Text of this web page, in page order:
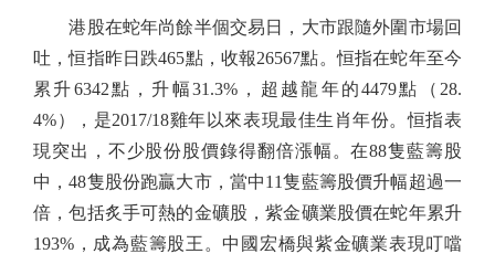
港股在蛇年尚餘半個交易日，大市跟隨外圍市場回
吐，恒指昨日跌465點，收報26567點。恒指在蛇年至今
累升6342點，升幅31.3%，超越龍年的4479點（28.
4%），是2017/18雞年以來表現最佳生肖年份。恒指表
現突出，不少股份股價錄得翻倍漲幅。在88隻藍籌股
中，48隻股份跑贏大市，當中11隻藍籌股價升幅超過一
倍，包括炙手可熱的金礦股，紫金礦業股價在蛇年累升
193%，成為藍籌股王。中國宏橋與紫金礦業表現叮噹